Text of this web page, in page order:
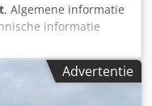
, Algemene informatie
informatie
diesel Aandrijving:
gewicht: 946 kg
staat: goed Visuele
informatie Neem
Advertentie